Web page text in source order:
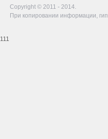
Copyright © 2011 - 2014.
При копировании информации,
111